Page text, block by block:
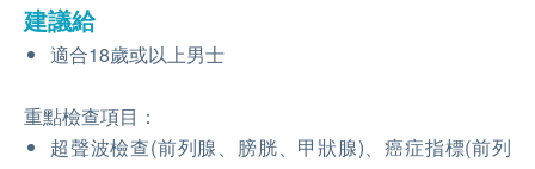
建議給
適合18歲或以上男士
重點檢查項目：
超聲波檢查(前列腺、膀胱、甲狀腺)、癌症指標(前列